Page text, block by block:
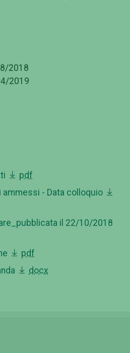
2018
2019
pdf
ammessi - Data colloquio
il 22/10/2018
pdf
docx